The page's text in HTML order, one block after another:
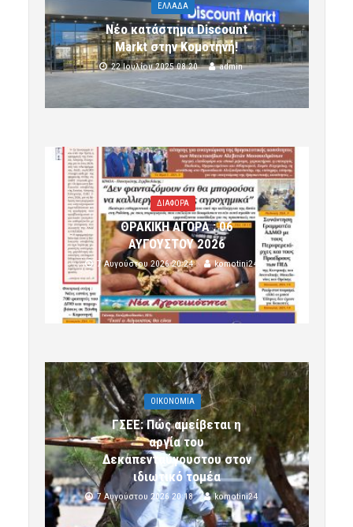
ΕΛΛΑΔΑ
Νέο κατάστημα Discount
Markt στην Κομοτηνή!
22 Ιουλίου 2025 08:20 admin
ΔΙΑΦΟΡΑ
ΘΡΑΚΙΚΗ ΑΓΟΡΑ : 06
ΑΥΓΟΥΣΤΟΥ 2026
7 Αυγούστου 2026 20:24 komotini24
OIKONOMIA
ΓΣΕΕ: Πώς αμείβεται η
αργία του
Δεκαπενταύγουστου στον
ιδιωτικό τομέα
7 Αυγούστου 2026 20:18 komotini24